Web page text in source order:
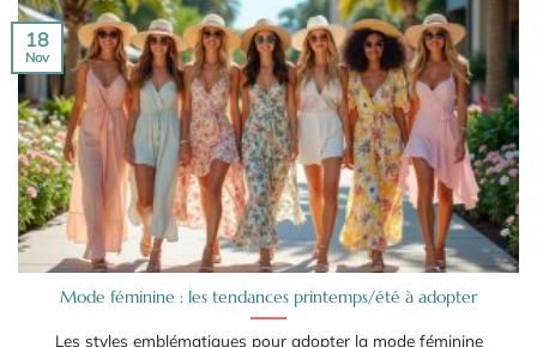
Mode féminine : les tendances printemps/été à adopter
Les styles emblématiques pour adopter la mode féminine
18
Nov